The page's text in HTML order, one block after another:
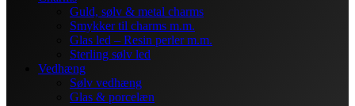
Guld, sølv & metal charms
Smykker til charms m.m.
Glas led – Resin perler m.m.
Sterling sølv led
Vedhæng
Sølv vedhæng
Glas & porcelæn